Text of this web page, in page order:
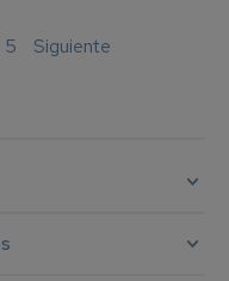
5 Siguiente